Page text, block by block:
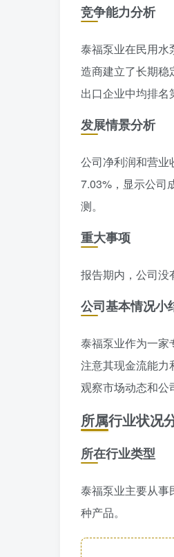
竞争能力分析
泰福泵业在民用水
造商建立了长期稳
出口企业中均排名
发展情景分析
公司净利润和营业
7.03%，显示公司
测。
重大事项
报告期内，公司没
公司基本情况小
泰福泵业作为一家
注意其现金流能力
观察市场动态和公
所属行业状况
所在行业类型
泰福泵业主要从事
种产品。